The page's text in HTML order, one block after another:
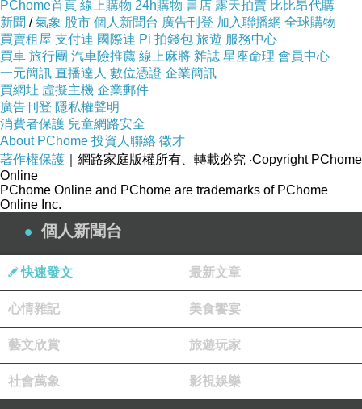
哪也沒去玩過，
就只有對這媽祖廟最熟~
每次都會經過
下午，
PChome首頁 線上購物 24h購物 書店 露天拍賣 比比昂代購
新聞 /氣象 股市 個人新聞台 廣告刊登 加入聯播網 全球購物
買賣租屋 支付連 國際連 Pi 拍錢包 旅遊 服務中心
買車 旅行團 汽車險推薦 線上麻將 雜誌 星座命理 會員中心
一元簡訊 直播達人 數位憑證 企業簡訊
買網址 虛擬主機 企業郵件
廣告刊登 隱私權聲明
消費者保護 兒童網路安全
About PChome 投資人聯絡 徵才
著作權保護 ｜網路家庭版權所有、轉載必究 ‧Copyright PChome
Online
PChome Online and PChome are trademarks of PChome
Online Inc.
個人新聞台
快速發文 最新文章
心情雜記 美食饗宴
藝文欣賞 旅遊玩家
社會萬象 影視娛樂